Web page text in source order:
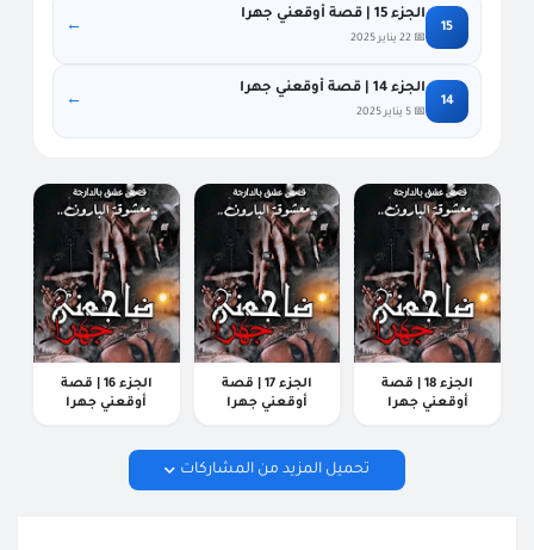
15
الجزء 15 | قصة أوقعني جهرا
📅 22 يناير 2025
←
14
الجزء 14 | قصة أوقعني جهرا
📅 5 يناير 2025
←
أوقعني جهرا
الجزء 18 | قصة
أوقعني جهرا
أوقعني جهرا
الجزء 17 | قصة
أوقعني جهرا
أوقعني جهرا
الجزء 16 | قصة
أوقعني جهرا
تحميل المزيد من المشاركات